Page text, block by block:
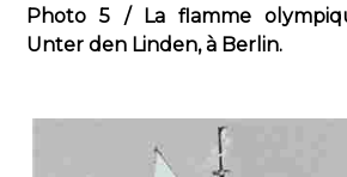
Photo 5 / La flamme
Unter den Linden, à Berlin.